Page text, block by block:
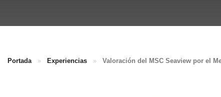
Portada » Experiencias » Valoración del MSC Seaview por el